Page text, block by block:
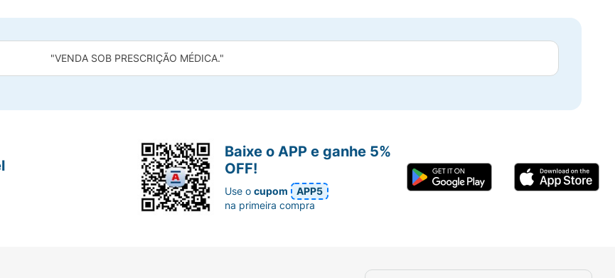
"VENDA SOB PRESCRIÇÃO MÉDICA."
Baixe o APP e ganhe 5%
OFF!
Use ocupom
APP5
na primeira compra